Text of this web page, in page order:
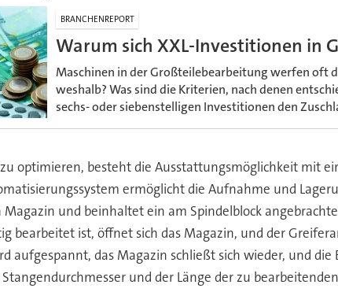
BRANCHENREPORT
Warum sich XXL-Investitionen in
Maschinen in der Großteilebearbeitung werfen oft
weshalb? Was sind die Kriterien, nach denen
sechs- oder siebenstelligen Investitionen den
optimieren, besteht die Ausstattungsmöglichkeit mit
ermöglicht die Aufnahme und
und beinhaltet ein am Spindelblock
bearbeitet ist, öffnet sich das Magazin, und der
aufgespannt, das Magazin schließt sich wieder, und
und der Länge der zu